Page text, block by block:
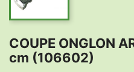
COUPE ONGLON
cm (106602)